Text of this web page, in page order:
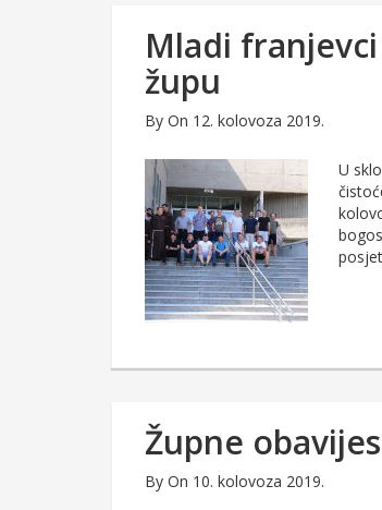
Mladi
župu
By On 12. kolovoza 2019.
U
Župne
By On 10. kolovoza 2019.